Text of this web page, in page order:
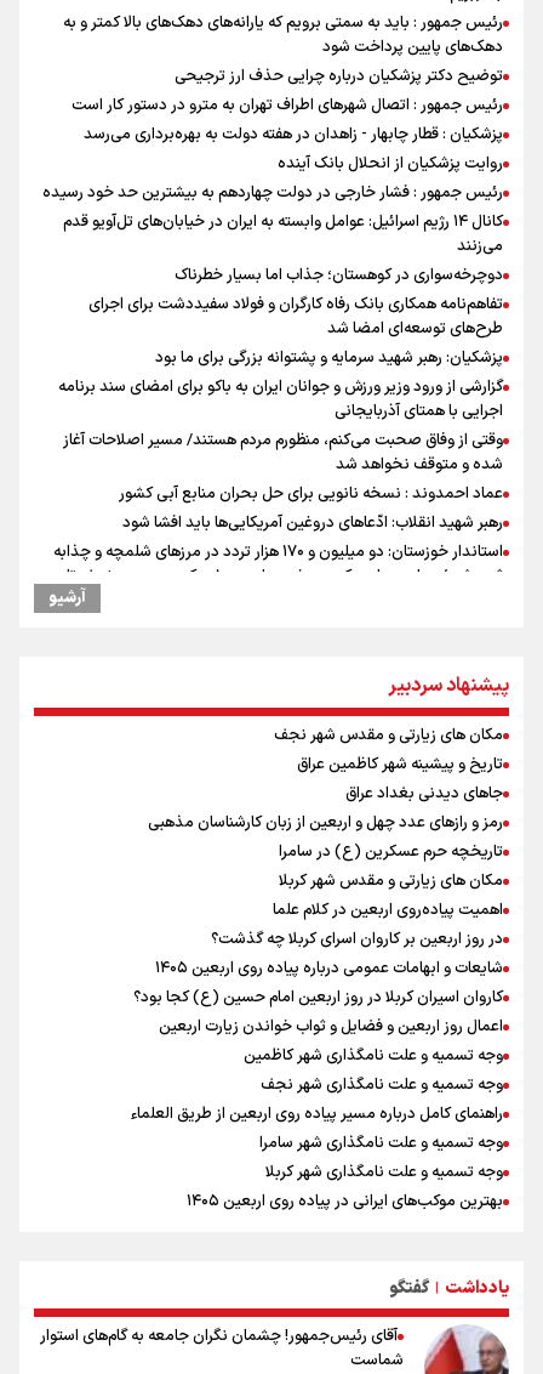
رئیس جمهور : باید به سمتی برویم که یارانه‌های دهک‌های بالا کمتر و به
دهک‌های پایین پرداخت شود
توضیح دکتر پزشکیان درباره چرایی حذف ارز ترجیحی
رئیس جمهور : اتصال شهرهای اطراف تهران به مترو در دستور کار است
پزشکیان : قطار چابهار - زاهدان در هفته دولت به بهره‌برداری می‌رسد
روایت پزشکیان از انحلال بانک آینده
رئیس جمهور : فشار خارجی در دولت چهاردهم به بیشترین حد خود رسیده
کانال ۱۴ رژیم اسرائیل: عوامل وابسته به ایران در خیابان‌های تل‌آویو قدم
می‌زنند
دوچرخه‌سواری در کوهستان؛ جذاب اما بسیار خطرناک
تفاهم‌نامه همکاری بانک رفاه کارگران و فولاد سفیددشت برای اجرای
طرح‌های توسعه‌ای امضا شد
پزشکیان: رهبر شهید سرمایه و پشتوانه بزرگی برای ما بود
گزارشی از ورود وزیر ورزش و جوانان ایران به باکو برای امضای سند برنامه
اجرایی با همتای آذربایجانی
وقتی از وفاق صحبت می‌کنم، منظورم مردم هستند/ مسیر اصلاحات آغاز
شده و متوقف نخواهد شد
عماد احمدوند : نسخه نانویی برای حل بحران منابع آبی کشور
رهبر شهید انقلاب: ادّعاهای دروغین آمریکایی‌ها باید افشا شود
استاندار خوزستان: دو میلیون و ۱۷۰ هزار تردد در مرزهای شلمچه و چذابه
ثبت شد / برپایی هزار موکب در خوزستان و ۱۰۰ موکب در مسیر نجف تا
جابجایی مرکز ثقل اقتصاد جهان انجام شد/ فرصت طلایی برای اقتصاد
ایران +نمودار
امیررضا غلامی، ملی پوش تکواندو : تمرکزم روی مسابقات پاکستان است نه
بازی های آسیایی
کانادا دو مظنون تیراندازی در نزدیکی کنسولگری آمریکا را بازداشت کرد
رادین زینالی، ملی پوش تکواندو : قدم به قدم تلاش می کنم تا به طلای
المپیک برسم
نصیری: امیدوارم با خوشرنگ‌ترین مدال‌ها به ایران برگردیم/ حضور شهاب
حسینی در اردو به تیم انگیزه می‌دهد/ امیدوارم پرسپولیس فصل موفقی
داشته باشد
اردوی تیم ملی تکواندو
دانیال شه‌بخش: اردوی ازبکستان کیفیت فنی تیم ملی را بالا برد/ برای
مدال ناگویا باید قهرمانان جهان و المپیک را شکست دهیم
آرشیو
پیشنهاد سردبیر
مکان های زیارتی و مقدس شهر نجف
تاریخ و پیشینه شهر کاظمین عراق
جاهای دیدنی بغداد عراق
رمز و رازهای عدد چهل و اربعین از زبان کارشناسان مذهبی
تاریخچه حرم عسکرین (ع) در سامرا
مکان های زیارتی و مقدس شهر کربلا
اهمیت پیاده‌روی اربعین در کلام علما
در روز اربعین بر کاروان اسرای کربلا چه گذشت؟
شایعات و ابهامات عمومی درباره پیاده روی اربعین ۱۴۰۵
کاروان اسیران کربلا در روز اربعین امام حسین (ع) کجا بود؟
اعمال روز اربعین و فضایل و ثواب خواندن زیارت اربعین
وجه تسمیه و علت نامگذاری شهر کاظمین
وجه تسمیه و علت نامگذاری شهر نجف
راهنمای کامل درباره مسیر پیاده روی اربعین از طریق العلماء
وجه تسمیه و علت نامگذاری شهر سامرا
وجه تسمیه و علت نامگذاری شهر کربلا
بهترین موکب‌های ایرانی در پیاده روی اربعین ۱۴۰۵
۲۰ نکته دوستانه درباره پیاده روی اربعین و عراقی ها
یادداشت | گفتگو
آقای رئیس‌جمهور! چشمان نگران جامعه به گام‌های استوار
شماست